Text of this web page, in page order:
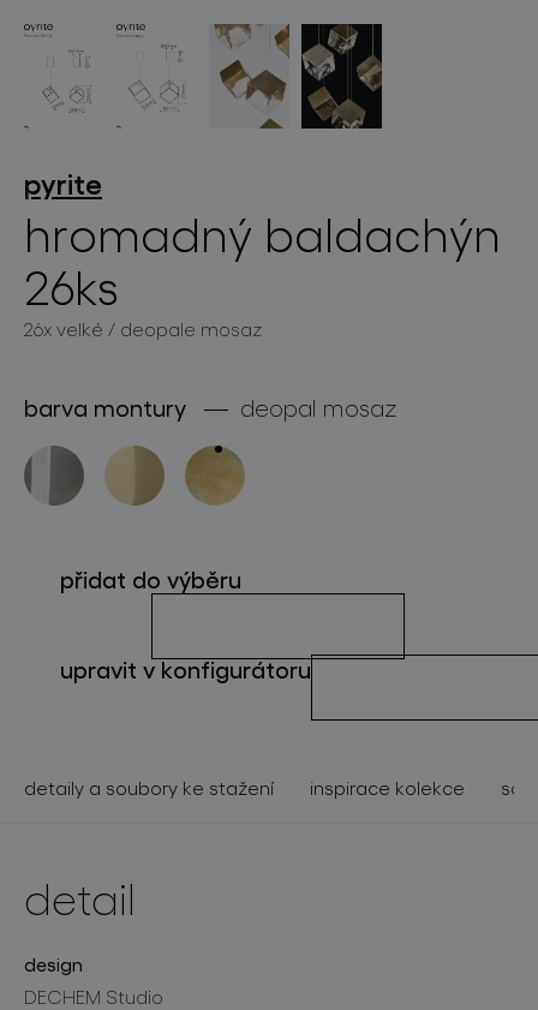
projekty
projekty
o značce
store locator
sledujte nás
pyrite
hromadný baldachýn
26ks
26x velké / deopale mosaz
barva montury deopal mosaz
přidat do výběru
upravit v konfigurátoru
detaily a soubory ke stažení inspirace kolekce
detail
design
DECHEM Studio